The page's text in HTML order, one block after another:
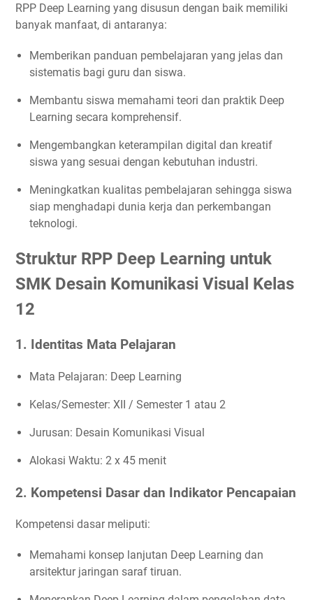
RPP Deep Learning yang disusun dengan baik memiliki
banyak manfaat, di antaranya:
Memberikan panduan pembelajaran yang jelas dan
sistematis bagi guru dan siswa.
Membantu siswa memahami teori dan praktik Deep
Learning secara komprehensif.
Mengembangkan keterampilan digital dan kreatif
siswa yang sesuai dengan kebutuhan industri.
Meningkatkan kualitas pembelajaran sehingga siswa
siap menghadapi dunia kerja dan perkembangan
teknologi.
Struktur RPP Deep Learning untuk
SMK Desain Komunikasi Visual Kelas
12
1. Identitas Mata Pelajaran
Mata Pelajaran: Deep Learning
Kelas/Semester: XII / Semester 1 atau 2
Jurusan: Desain Komunikasi Visual
Alokasi Waktu: 2 x 45 menit
2. Kompetensi Dasar dan Indikator Pencapaian
Kompetensi dasar meliputi:
Memahami konsep lanjutan Deep Learning dan
arsitektur jaringan saraf tiruan.